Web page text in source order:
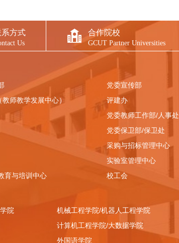
系方式
Us
合作院校
GCUT Partner Universities
党委宣传部
师教学发展中心）
评建办
党委教师工作部/人事处
党委保卫部/保卫处
采购与招标管理中心
实验室管理中心
育与培训中心 校工会
院
机械工程学院/机器人工程学院
计算机工程学院/大数据学院
外国语学院